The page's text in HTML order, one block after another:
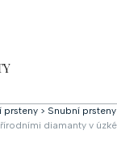
prsteny > Snubní
diamanty v